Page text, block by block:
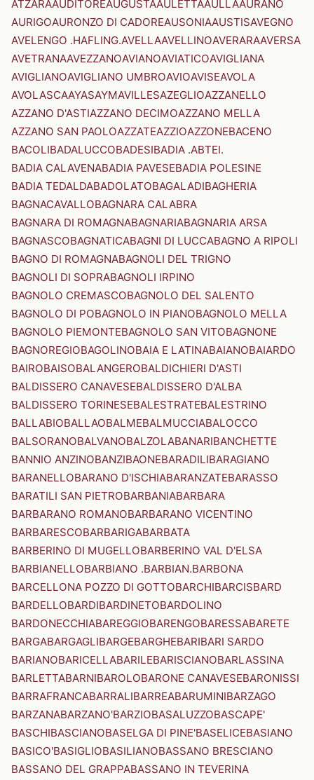
ATZARAAUDITOREAUGUSTAAULETTAAULLAAURANO
AURIGOAURONZO DI CADOREAUSONIAAUSTISAVEGNO
AVELENGO .HAFLING.AVELLAAVELLINOAVERARAAVERSA
AVETRANAAVEZZANOAVIANOAVIATICOAVIGLIANA
AVIGLIANOAVIGLIANO UMBROAVIOAVISEAVOLA
AVOLASCAAYASAYMAVILLESAZEGLIOAZZANELLO
AZZANO D'ASTIAZZANO DECIMOAZZANO MELLA
AZZANO SAN PAOLOAZZATEAZZIOAZZONEBACENO
BACOLIBADALUCCOBADESIBADIA .ABTEI.
BADIA CALAVENABADIA PAVESEBADIA POLESINE
BADIA TEDALDABADOLATOBAGALADIBAGHERIA
BAGNACAVALLOBAGNARA CALABRA
BAGNARA DI ROMAGNABAGNARIABAGNARIA ARSA
BAGNASCOBAGNATICABAGNI DI LUCCABAGNO A RIPOLI
BAGNO DI ROMAGNABAGNOLI DEL TRIGNO
BAGNOLI DI SOPRABAGNOLI IRPINO
BAGNOLO CREMASCOBAGNOLO DEL SALENTO
BAGNOLO DI POBAGNOLO IN PIANOBAGNOLO MELLA
BAGNOLO PIEMONTEBAGNOLO SAN VITOBAGNONE
BAGNOREGIOBAGOLINOBAIA E LATINABAIANOBAIARDO
BAIROBAISOBALANGEROBALDICHIERI D'ASTI
BALDISSERO CANAVESEBALDISSERO D'ALBA
BALDISSERO TORINESEBALESTRATEBALESTRINO
BALLABIOBALLAOBALMEBALMUCCIABALOCCO
BALSORANOBALVANOBALZOLABANARIBANCHETTE
BANNIO ANZINOBANZIBAONEBARADILIBARAGIANO
BARANELLOBARANO D'ISCHIABARANZATEBARASSO
BARATILI SAN PIETROBARBANIABARBARA
BARBARANO ROMANOBARBARANO VICENTINO
BARBARESCOBARBARIGABARBATA
BARBERINO DI MUGELLOBARBERINO VAL D'ELSA
BARBIANELLOBARBIANO .BARBIAN.BARBONA
BARCELLONA POZZO DI GOTTOBARCHIBARCISBARD
BARDELLOBARDIBARDINETOBARDOLINO
BARDONECCHIABAREGGIOBARENGOBARESSABARETE
BARGABARGAGLIBARGEBARGHEBARIBARI SARDO
BARIANOBARICELLABARILEBARISCIANOBARLASSINA
BARLETTABARNIBAROLOBARONE CANAVESEBARONISSI
BARRAFRANCABARRALIBARREABARUMINIBARZAGO
BARZANABARZANO'BARZIOBASALUZZOBASCAPE'
BASCHIBASCIANOBASELGA DI PINE'BASELICEBASIANO
BASICO'BASIGLIOBASILIANOBASSANO BRESCIANO
BASSANO DEL GRAPPABASSANO IN TEVERINA